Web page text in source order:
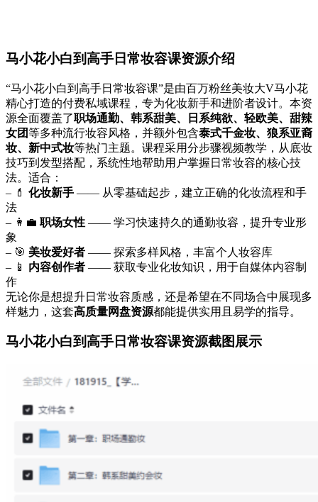
马小花小白到高手日常妆容课资源介绍
“马小花小白到高手日常妆容课”是由百万粉丝美妆大V马小花
精心打造的付费私域课程，专为化妆新手和进阶者设计。本资
源全面覆盖了职场通勤、韩系甜美、日系纯欲、轻欧美、甜辣
女团等多种流行妆容风格，并额外包含泰式千金妆、狼系亚裔
妆、新中式妆等热门主题。课程采用分步骤视频教学，从底妆
技巧到发型搭配，系统性地帮助用户掌握日常妆容的核心技
法。适合：
– 💄 化妆新手 —— 从零基础起步，建立正确的化妆流程和手
法
– 👩‍💼 职场女性 —— 学习快速持久的通勤妆容，提升专业形
象
– 🎯 美妆爱好者 —— 探索多样风格，丰富个人妆容库
– 📱 内容创作者 —— 获取专业化妆知识，用于自媒体内容制
作
无论你是想提升日常妆容质感，还是希望在不同场合中展现多
样魅力，这套高质量网盘资源都能提供实用且易学的指导。
马小花小白到高手日常妆容课资源截图展示